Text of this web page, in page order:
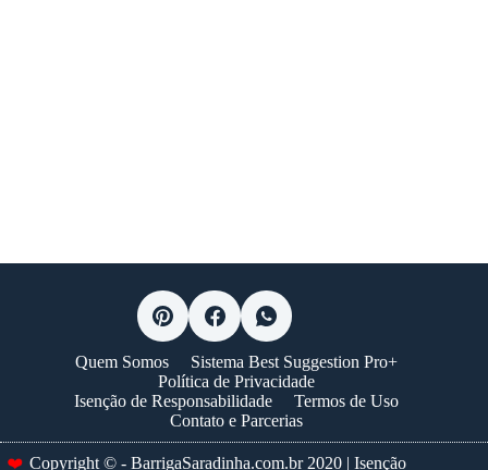
Quem Somos
Sistema Best Suggestion Pro+
Política de Privacidade
Isenção de Responsabilidade
Termos de Uso
Contato e Parcerias
❤️ Copyright © - BarrigaSaradinha.com.br 2020 | Isenção